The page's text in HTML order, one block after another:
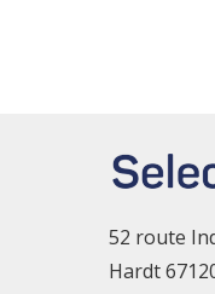
52 route
Hardt